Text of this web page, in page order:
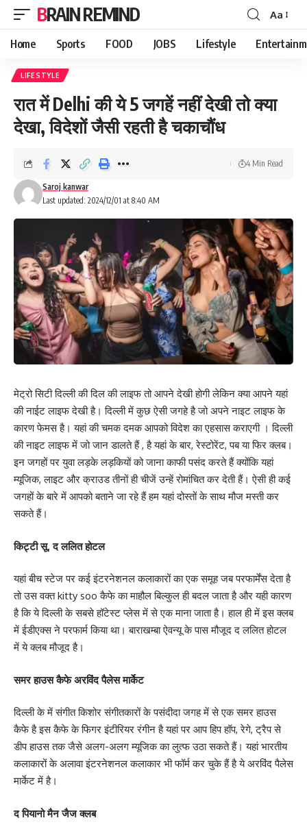
BRAIN REMIND
Font
Resizer
Aa
Home Sports FOOD JOBS Lifestyle
LIFESTYLE
रात में Delhi की ये 5 जगहें नहीं देखी तो क्या
देखा, विदेशों जैसी रहती है चकाचौंध
Last updated: 2024/12/01 at 8:40 AM
Saroj kanwar
4 Min Read
मेट्रो सिटी दिल्ली की दिल की लाइफ तो आपने देखी होगी लेकिन क्या आपने यहां
की नाईट लाइफ देखी है। दिल्ली में कुछ ऐसी जगहे है जो अपने नाइट लाइफ के
कारण फेमस है। यहां की चमक दमक आपको विदेश का एहसास कराएगी । दिल्ली
की नाइट लाइफ में जो जान डालते हैं , है यहां के बार, रेस्टोरेंट, पब या फिर क्लब।
इन जगहों पर युवा लड़के लड़कियों को जाना काफी पसंद करते हैं क्योंकि यहां
म्यूजिक, लाइट और क्राउड तीनों ही चीजें उन्हें रोमांचित कर देती हैं। ऐसी ही कई
जगहों के बारे में आपको बताने जा रहे हैं हम यहां दोस्तों के साथ मौज मस्ती कर
सकते हैं।
किट्टी सू, द ललित होटल
यहां बीच स्टेज पर कई इंटरनेशनल कलाकारों का एक समूह जब परफार्मेंस देता है
तो उस वक्त kitty soo कैफे का माहौल बिल्कुल ही बदल जाता है और यही कारण
है कि ये दिल्ली के सबसे हॉटेस्ट प्लेस में से एक माना जाता है। हाल ही में इस क्लब
में ईडीएक्स ने परफार्म किया था। बाराखम्बा ऐवन्यू के पास मौजूद द ललित होटल
में ये क्लब मौजूद है।
समर हाउस कैफे अरविंद पैलेस मार्केट
दिल्ली के में संगीत किशोर संगीतकारों के पसंदीदा जगह में से एक समर हाउस
कैफे है इस कैफे के फिगर इंटीरियर रंगीन है यहां पर आप हिप हॉप, रेगे, ट्रैप से
डीप हाउस तक जैसे अलग-अलग म्यूजिक का लुत्फ उठा सकते हैं। यहां भारतीय
कलाकारों के अलावा इंटरनेशनल कलाकार भी फॉर्म कर चुके हैं है ये अरविंद पैलेस
मार्केट में है।
द पियानो मैन जैज क्लब